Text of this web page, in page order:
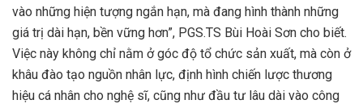
vào những hiện tượng ngắn hạn, mà đang hình thành những
giá trị dài hạn, bền vững hơn”, PGS.TS Bùi Hoài Sơn cho biết.
Việc này không chỉ nằm ở góc độ tổ chức sản xuất, mà còn ở
khâu đào tạo nguồn nhân lực, định hình chiến lược thương
hiệu cá nhân cho nghệ sĩ, cũng như đầu tư lâu dài vào công